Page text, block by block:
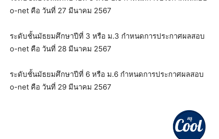
o-net คือ วันที่ 27 มีนาคม 2567
ระดับชั้นมัธยมศึกษาปีที่ 3 หรือ ม.3 กำหนดการประกาศผลสอบ
o-net คือ วันที่ 28 มีนาคม 2567
ระดับชั้นมัธยมศึกษาปีที่ 6 หรือ ม.6 กำหนดการประกาศผลสอบ
o-net คือ วันที่ 29 มีนาคม 2567